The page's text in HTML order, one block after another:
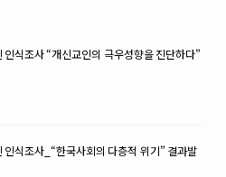
식조사 “개신교인의 극우성향을 진단하다”
식조사_“한국사회의 다층적 위기” 결과발